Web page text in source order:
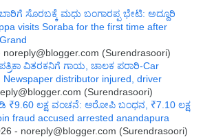
ಸೊರಬಕ್ಕೆ ಮಧು ಬಂಗಾರಪ್ಪ ಭೇಟಿ: ಅದ್ದೂರಿ
visits Soraba for the first time after
noreply@blogger.com (Surendrasoori)
ವಿತರಕನಿಗೆ ಗಾಯ, ಚಾಲಕ ಪರಾರಿ-Car
Newspaper distributor injured, driver
(Surendrasoori)
₹9.60 ಲಕ್ಷ ವಂಚನೆ: ಆರೋಪಿ ಬಂಧನ, ₹7.10 ಲಕ್ಷ
fraud accused arrested anandapura
- noreply@blogger.com (Surendrasoori)